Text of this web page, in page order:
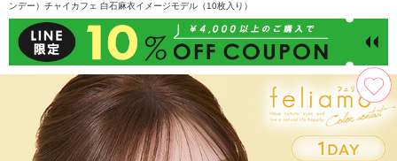
a
i
o
n
ンデー）チャイカフェ 白石麻衣イメージモデル（10枚入り）